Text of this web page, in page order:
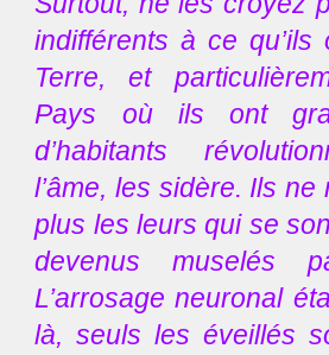
indifférents à ce qu’ils
Terre, et
Pays où ils ont
d’habitants
l’âme, les sidère. Ils
plus les leurs qui se
devenus muselés
L’arrosage neuronal
là, seuls les éveillés